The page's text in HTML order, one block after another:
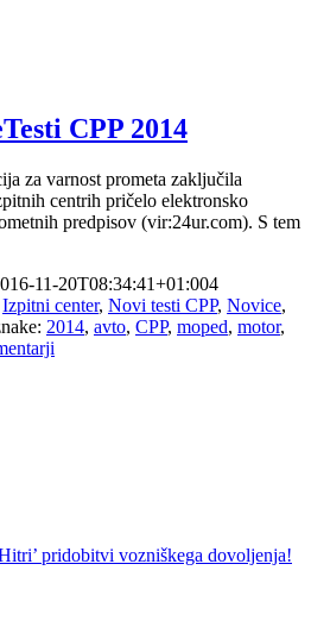
CPP 2014
za varnost prometa zaključila
centrih pričelo elektronsko
predpisov (vir:24ur.com). S tem
11-20T08:34:41+01:004
Izpitni center, Novi testi CPP, Novice,
2014, avto, CPP, moped, motor,
pridobitvi vozniškega dovoljenja!